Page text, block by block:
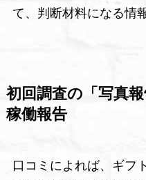
て、判断材料になる情
初回調査の「写真
稼働報告
口コミによれば、ギフ